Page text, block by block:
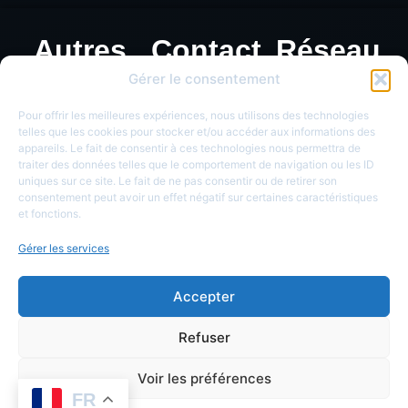
Gérer le consentement
Pour offrir les meilleures expériences, nous utilisons des technologies
telles que les cookies pour stocker et/ou accéder aux informations des
appareils. Le fait de consentir à ces technologies nous permettra de
traiter des données telles que le comportement de navigation ou les ID
uniques sur ce site. Le fait de ne pas consentir ou de retirer son
consentement peut avoir un effet négatif sur certaines caractéristiques
et fonctions.
Gérer les services
Accepter
Refuser
Voir les préférences
Autres
informations
légales
Politique de
confidentialité
Contact
ou
Identification
de
monnaie
Réseau
sociaux
FR